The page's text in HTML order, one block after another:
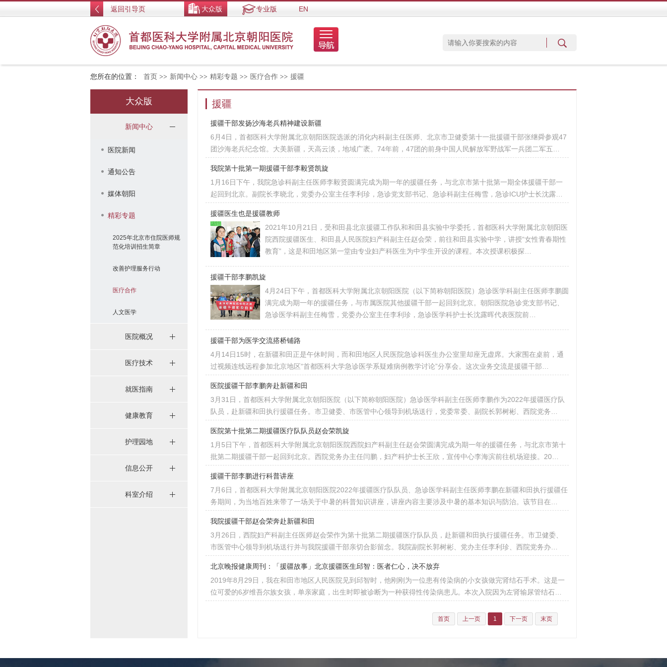
返回引导页 大众版 专业版 EN
您所在的位置： 首页 >> 新闻中心 >> 精彩专题 >> 医疗合作 >> 援疆
大众版
新闻中心
医院新闻
通知公告
媒体朝阳
精彩专题
2025年北京市住院医师规
范化培训招生简章
改善护理服务行动
医疗合作
人文医学
医院概况
医疗技术
就医指南
健康教育
护理园地
信息公开
科室介绍
援疆
援疆干部发扬沙海老兵精神建设新疆
6月4日，首都医科大学附属北京朝阳医院选派的消化内科副主任医师、北京市卫健委第十一批援疆干部张继舜参观47
团沙海老兵纪念馆。大美新疆，天高云淡，地域广袤。74年前，47团的前身中国人民解放军野战军一兵团二军五…
我院第十批第一期援疆干部李毅贤凯旋
1月16日下午，我院急诊科副主任医师李毅贤圆满完成为期一年的援疆任务，与北京市第十批第一期全体援疆干部一
起回到北京。副院长李晓北，党委办公室主任李利珍，急诊党支部书记、急诊科副主任梅雪，急诊ICU护士长沈露…
援疆医生也是援疆教师
2021年10月21日，受和田县北京援疆工作队和和田县实验中学委托，首都医科大学附属北京朝阳医
院西院援疆医生、和田县人民医院妇产科副主任赵会荣，前往和田县实验中学，讲授“女性青春期性
教育”，这是和田地区第一堂由专业妇产科医生为中学生开设的课程。本次授课积极探…
援疆干部李鹏凯旋
4月24日下午，首都医科大学附属北京朝阳医院（以下简称朝阳医院）急诊医学科副主任医师李鹏圆
满完成为期一年的援疆任务，与市属医院其他援疆干部一起回到北京。朝阳医院急诊党支部书记、
急诊医学科副主任梅雪，党委办公室主任李利珍，急诊医学科护士长沈露晖代表医院前…
援疆干部为医学交流搭桥铺路
4月14日15时，在新疆和田正是午休时间，而和田地区人民医院急诊科医生办公室里却座无虚席。大家围在桌前，通
过视频连线远程参加北京地区“首都医科大学急诊医学系疑难病例教学讨论”分享会。这次业务交流是援疆干部…
医院援疆干部李鹏奔赴新疆和田
3月31日，首都医科大学附属北京朝阳医院（以下简称朝阳医院）急诊医学科副主任医师李鹏作为2022年援疆医疗队
队员，赴新疆和田执行援疆任务。市卫健委、市医管中心领导到机场送行，党委常委、副院长郭树彬、西院党务…
医院第十批第二期援疆医疗队队员赵会荣凯旋
1月5日下午，首都医科大学附属北京朝阳医院西院妇产科副主任赵会荣圆满完成为期一年的援疆任务，与北京市第十
批第二期援疆干部一起回到北京。西院党务办主任闫鹏，妇产科护士长王欣，宣传中心李海滨前往机场迎接。20…
援疆干部李鹏进行科普讲座
7月6日，首都医科大学附属北京朝阳医院2022年援疆医疗队队员、急诊医学科副主任医师李鹏在新疆和田执行援疆任
务期间，为当地百姓来带了一场关于中暑的科普知识讲座，讲座内容主要涉及中暑的基本知识与防治。该节目在…
我院援疆干部赵会荣奔赴新疆和田
3月26日，西院妇产科副主任医师赵会荣作为第十批第二期援疆医疗队队员，赴新疆和田执行援疆任务。市卫健委、
市医管中心领导到机场送行并与我院援疆干部亲切合影留念。我院副院长郭树彬、党办主任李利珍、西院党务办…
北京晚报健康周刊：「援疆故事」北京援疆医生邱智：医者仁心，决不放弃
2019年8月29日，我在和田市地区人民医院见到邱智时，他刚刚为一位患有传染病的小女孩做完肾结石手术。这是一
位可爱的6岁维吾尔族女孩，单亲家庭，出生时即被诊断为一种获得性传染病患儿。本次入院因为左肾输尿管结石…
首页 上一页 1 下一页 末页